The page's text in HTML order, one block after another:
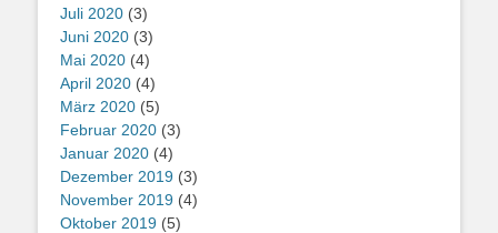
Juli 2020 (3)
Juni 2020 (3)
Mai 2020 (4)
April 2020 (4)
März 2020 (5)
Februar 2020 (3)
Januar 2020 (4)
Dezember 2019 (3)
November 2019 (4)
Oktober 2019 (5)